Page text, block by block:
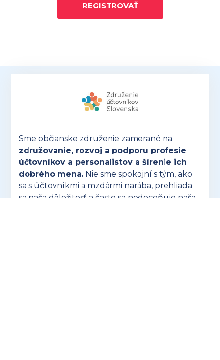
REGISTROVAŤ
Sme občianske združenie zamerané na
združovanie, rozvoj a podporu profesie
účtovníkov a personalistov a šírenie ich
dobrého mena. Nie sme spokojní s tým, ako
sa s účtovníkmi a mzdármi narába, prehliada
sa naša dôležitosť a často sa nedoceňuje naša